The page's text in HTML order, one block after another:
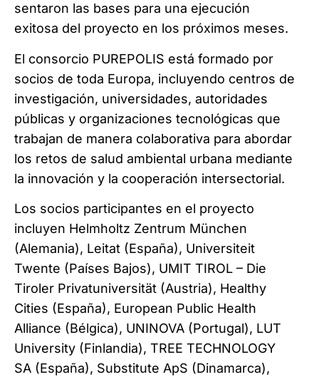
sentaron las bases para una ejecución
exitosa del proyecto en los próximos meses.
El consorcio PUREPOLIS está formado por
socios de toda Europa, incluyendo centros de
investigación, universidades, autoridades
públicas y organizaciones tecnológicas que
trabajan de manera colaborativa para abordar
los retos de salud ambiental urbana mediante
la innovación y la cooperación intersectorial.
Los socios participantes en el proyecto
incluyen Helmholtz Zentrum München
(Alemania), Leitat (España), Universiteit
Twente (Países Bajos), UMIT TIROL – Die
Tiroler Privatuniversität (Austria), Healthy
Cities (España), European Public Health
Alliance (Bélgica), UNINOVA (Portugal), LUT
University (Finlandia), TREE TECHNOLOGY
SA (España), Substitute ApS (Dinamarca),